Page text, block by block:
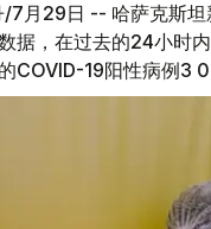
7月29日 -- 哈萨克斯坦
据，在过去的24小时
COVID-19阳性病例3